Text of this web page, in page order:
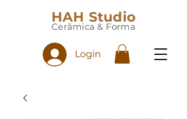
HAH Studio
Cerâmica & Forma
Login